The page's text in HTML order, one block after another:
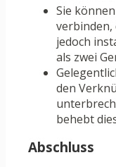
Sie
verbinden,
jedoch
als zwei
den
behebt
Abschluss